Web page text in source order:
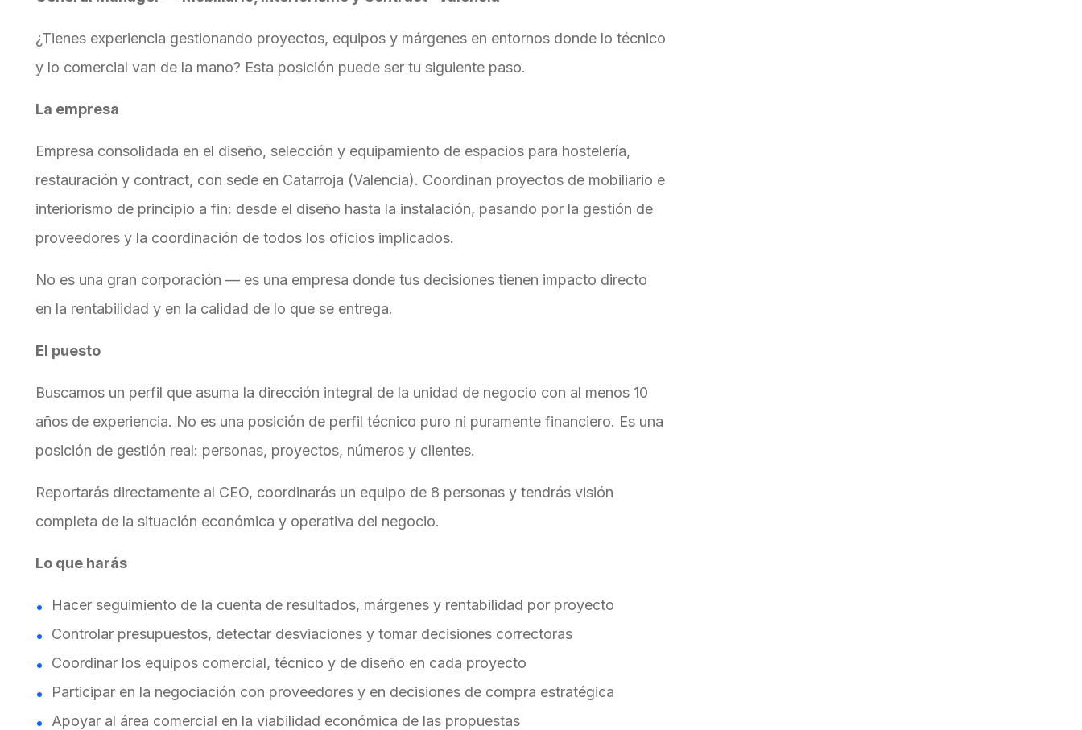
¿Tienes experiencia gestionando proyectos, equipos y márgenes en entornos donde lo técnico
y lo comercial van de la mano? Esta posición puede ser tu siguiente paso.
La empresa
Empresa consolidada en el diseño, selección y equipamiento de espacios para hostelería,
restauración y contract, con sede en Catarroja (Valencia). Coordinan proyectos de mobiliario e
interiorismo de principio a fin: desde el diseño hasta la instalación, pasando por la gestión de
proveedores y la coordinación de todos los oficios implicados.
No es una gran corporación — es una empresa donde tus decisiones tienen impacto directo
en la rentabilidad y en la calidad de lo que se entrega.
El puesto
Buscamos un perfil que asuma la dirección integral de la unidad de negocio con al menos 10
años de experiencia. No es una posición de perfil técnico puro ni puramente financiero. Es una
posición de gestión real: personas, proyectos, números y clientes.
Reportarás directamente al CEO, coordinarás un equipo de 8 personas y tendrás visión
completa de la situación económica y operativa del negocio.
Lo que harás
Hacer seguimiento de la cuenta de resultados, márgenes y rentabilidad por proyecto
Controlar presupuestos, detectar desviaciones y tomar decisiones correctoras
Coordinar los equipos comercial, técnico y de diseño en cada proyecto
Participar en la negociación con proveedores y en decisiones de compra estratégica
Apoyar al área comercial en la viabilidad económica de las propuestas